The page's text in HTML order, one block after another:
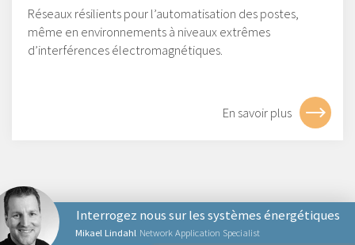
Réseaux résilients pour l’automatisation des postes,
même en environnements à niveaux extrêmes
d’interférences électromagnétiques.
En savoir plus
Mikael Lindahl Network Application Specialist
Interrogez nous sur les systèmes énergétiques